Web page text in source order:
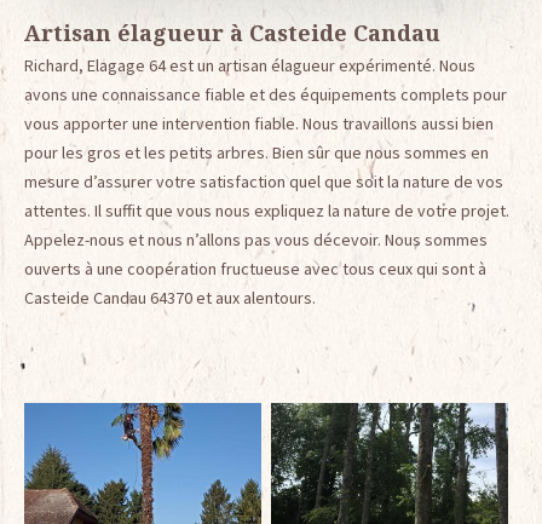
Artisan élagueur à Casteide Candau
Richard, Elagage 64 est un artisan élagueur expérimenté. Nous
avons une connaissance fiable et des équipements complets pour
vous apporter une intervention fiable. Nous travaillons aussi bien
pour les gros et les petits arbres. Bien sûr que nous sommes en
mesure d’assurer votre satisfaction quel que soit la nature de vos
attentes. Il suffit que vous nous expliquez la nature de votre projet.
Appelez-nous et nous n’allons pas vous décevoir. Nous sommes
ouverts à une coopération fructueuse avec tous ceux qui sont à
Casteide Candau 64370 et aux alentours.